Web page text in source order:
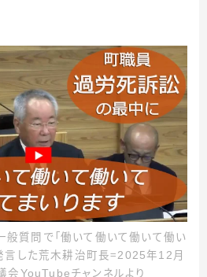
般質問で「働いて働いて働いて働い
言した荒木耕治町長＝2025年12月
会YouTubeチャンネルより